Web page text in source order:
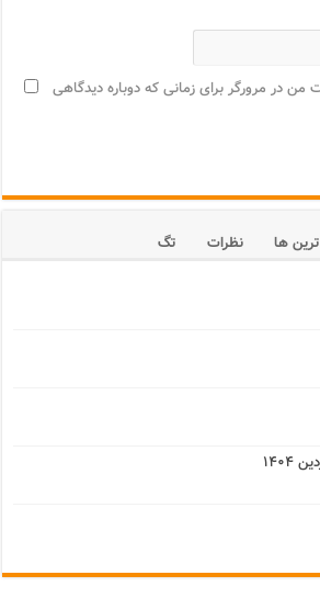
من در مرورگر برای زمانی که دوباره دیدگاهی
ها نظرات
تگ